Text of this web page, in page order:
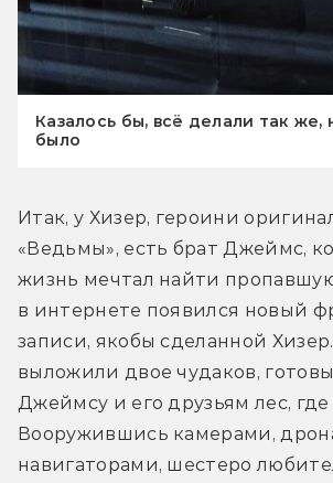
Казалось бы, всё делали так же,
было
Итак, у Хизер, героини
«Ведьмы», есть брат Джеймс,
жизнь мечтал найти
в интернете появился новый
записи, якобы сделанной
выложили двое чудаков,
Джеймсу и его друзьям лес,
Вооружившись камерами,
навигаторами, шестеро